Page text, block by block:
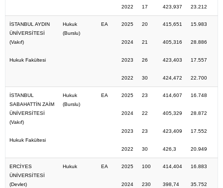
2022 17 423,937 23.212
İSTANBUL AYDIN
ÜNİVERSİTESİ
(Vakıf)
Hukuk Fakültesi
Hukuk
(Burslu)
EA 2025
2024
2023
2022
20
21
26
30
415,651
405,316
423,403
424,472
15.983
28.886
17.557
22.700
İSTANBUL
SABAHATTİN ZAİM
ÜNİVERSİTESİ
(Vakıf)
Hukuk Fakültesi
Hukuk
(Burslu)
EA 2025
2024
2023
2022
23
22
23
30
414,607
405,329
423,409
426,3
16.748
28.872
17.552
20.949
ERCİYES
ÜNİVERSİTESİ
(Devlet)
Hukuk EA 2025
2024
100
230
414,404
398,74
16.883
35.752